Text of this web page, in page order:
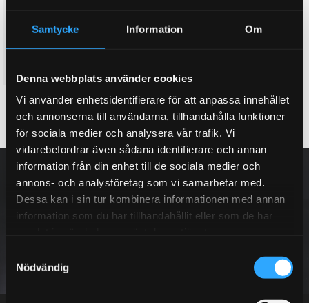
Samtycke Information Om
Denna webbplats använder cookies
Vi använder enhetsidentifierare för att anpassa innehållet
och annonserna till användarna, tillhandahålla funktioner
för sociala medier och analysera vår trafik. Vi
vidarebefordrar även sådana identifierare och annan
information från din enhet till de sociala medier och
annons- och analysföretag som vi samarbetar med.
Dessa kan i sin tur kombinera informationen med annan
information som du har tillhandahållit eller som de har
Nödvändig
fuel bromsok bak, med två
separata hydraulik kretsar
Lägg till i favoriter KÖP
Twin colour bell house, 3D
Lägg till i favoriter INFO
NYHETSBREV